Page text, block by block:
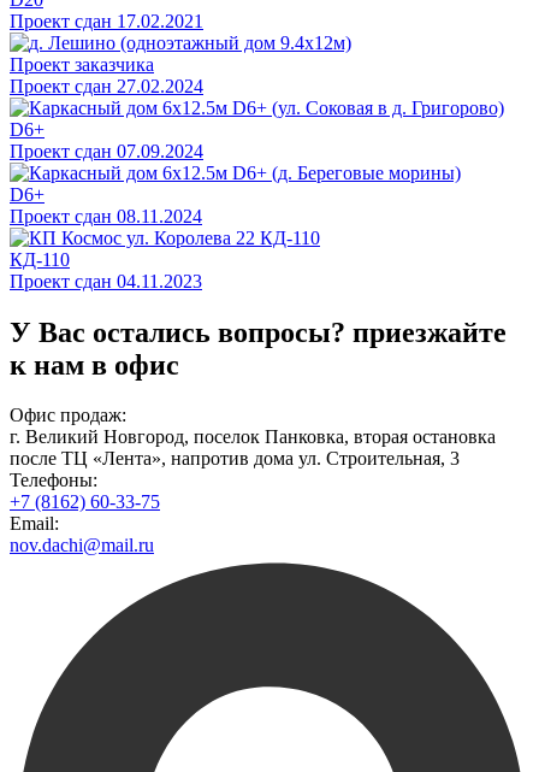
Проект сдан 17.02.2021
Проект заказчика
Проект сдан 27.02.2024
D6+
Проект сдан 07.09.2024
D6+
Проект сдан 08.11.2024
КД-110
Проект сдан 04.11.2023
У Вас остались вопросы? приезжайте
к нам в офис
Офис продаж:
г. Великий Новгород, поселок Панковка, вторая остановка
после ТЦ «Лента», напротив дома ул. Строительная, 3
Телефоны:
+7 (8162) 60-33-75
Email:
nov.dachi@mail.ru